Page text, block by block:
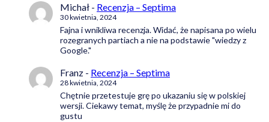
Michał - Recenzja – Septima
30 kwietnia, 2024
Fajna i wnikliwa recenzja. Widać, że napisana po wielu
rozegranych partiach a nie na podstawie "wiedzy z
Google."
Franz - Recenzja – Septima
28 kwietnia, 2024
Chętnie przetestuje grę po ukazaniu się w polskiej
wersji. Ciekawy temat, myślę że przypadnie mi do
gustu